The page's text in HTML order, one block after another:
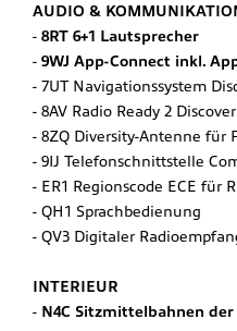
AUDIO &
8RT 6+1 Lautsprecher
9WJ App-Connect inkl.
7UT Navigationssystem
8AV Radio Ready 2
8ZQ Diversity-Antenne für
9IJ Telefonschnittstelle
ER1 Regionscode ECE für
QH1 Sprachbedienung
QV3 Digitaler
INTERIEUR
N4C Sitzmittelbahnen